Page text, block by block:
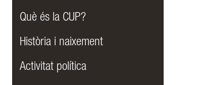
Què és la CUP?
Història i naixement
Activitat política